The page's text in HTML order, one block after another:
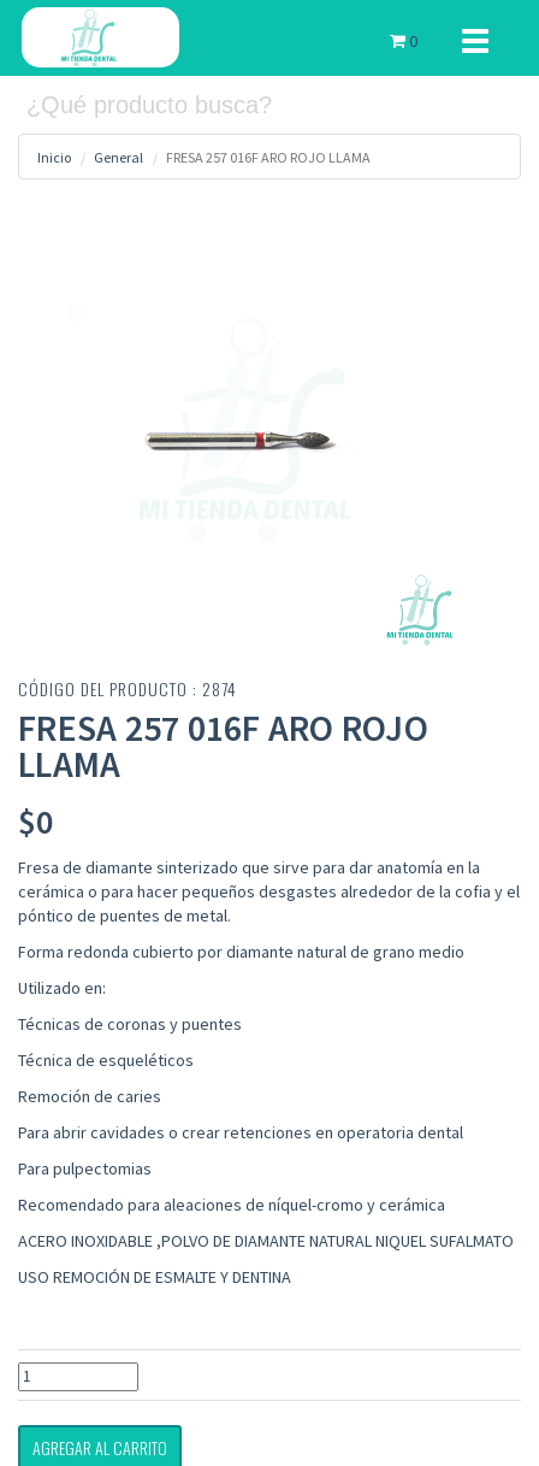
Toggle
0
Inicio General FRESA 257 016F ARO ROJO LLAMA
CÓDIGO DEL PRODUCTO : 2874
FRESA 257 016F ARO ROJO
LLAMA
$0
Fresa de diamante sinterizado que sirve para dar anatomía en la
cerámica o para hacer pequeños desgastes alrededor de la cofia y el
póntico de puentes de metal.
Forma redonda cubierto por diamante natural de grano medio
Utilizado en:
Técnicas de coronas y puentes
Técnica de esqueléticos
Remoción de caries
Para abrir cavidades o crear retenciones en operatoria dental
Para pulpectomias
Recomendado para aleaciones de níquel-cromo y cerámica
ACERO INOXIDABLE ,POLVO DE DIAMANTE NATURAL NIQUEL SUFALMATO
USO REMOCIÓN DE ESMALTE Y DENTINA
AGREGAR AL CARRITO